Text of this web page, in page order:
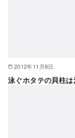
2012年11月8日
泳ぐホタテの貝柱は